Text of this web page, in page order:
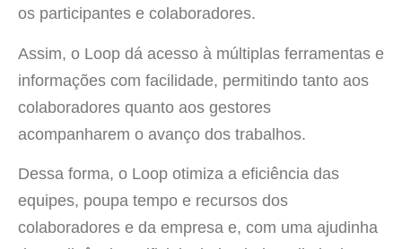
os participantes e colaboradores.
Assim, o Loop dá acesso à múltiplas ferramentas e
informações com facilidade, permitindo tanto aos
colaboradores quanto aos gestores
acompanharem o avanço dos trabalhos.
Dessa forma, o Loop otimiza a eficiência das
equipes, poupa tempo e recursos dos
colaboradores e da empresa e, com uma ajudinha